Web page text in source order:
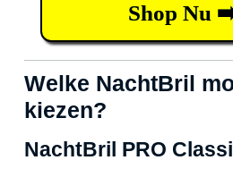
Shop Nu
Welke NachtBril
kiezen?
NachtBril PRO